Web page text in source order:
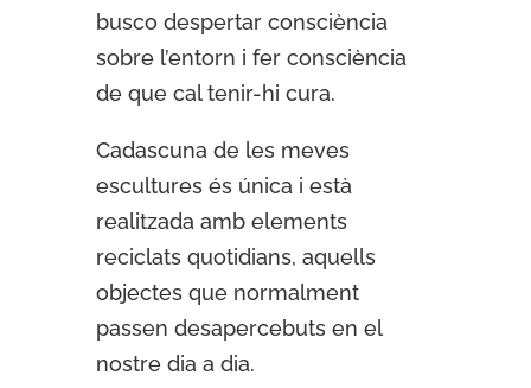
busco despertar consciència
sobre l’entorn i fer consciència
de que cal tenir-hi cura.
Cadascuna de les meves
escultures és única i està
realitzada amb elements
reciclats quotidians, aquells
objectes que normalment
passen desapercebuts en el
nostre dia a dia.